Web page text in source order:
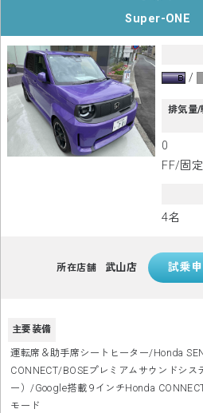
Super-ONE
排気量/
0
FF/固
4名
所在店舗 武山店
主要装備
運転席＆助手席シートヒーター/Honda
CONNECT/BOSEプレミアムサウンドシス
ー）/Google搭載 9インチHonda
モード